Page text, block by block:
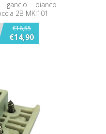
gancio bianco
2B MKI101
€16,55
€14,90